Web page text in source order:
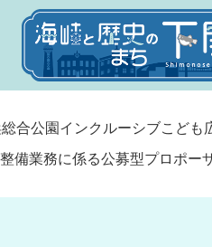
総合公園インクルーシブこど
備業務に係る公募型プロポー